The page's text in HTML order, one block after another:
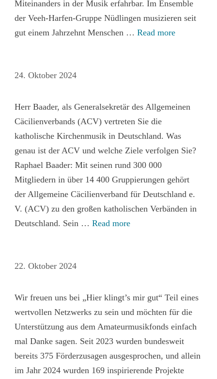
Miteinanders in der Musik erfahrbar. Im Ensemble
der Veeh-Harfen-Gruppe Nüdlingen musizieren seit
gut einem Jahrzehnt Menschen … Read more
24. Oktober 2024
Herr Baader, als Generalsekretär des Allgemeinen
Cäcilienverbands (ACV) vertreten Sie die
katholische Kirchenmusik in Deutschland. Was
genau ist der ACV und welche Ziele verfolgen Sie?
Raphael Baader: Mit seinen rund 300 000
Mitgliedern in über 14 400 Gruppierungen gehört
der Allgemeine Cäcilienverband für Deutschland e.
V. (ACV) zu den großen katholischen Verbänden in
Deutschland. Sein … Read more
22. Oktober 2024
Wir freuen uns bei „Hier klingt’s mir gut“ Teil eines
wertvollen Netzwerks zu sein und möchten für die
Unterstützung aus dem Amateurmusikfonds einfach
mal Danke sagen. Seit 2023 wurden bundesweit
bereits 375 Förderzusagen ausgesprochen, und allein
im Jahr 2024 wurden 169 inspirierende Projekte